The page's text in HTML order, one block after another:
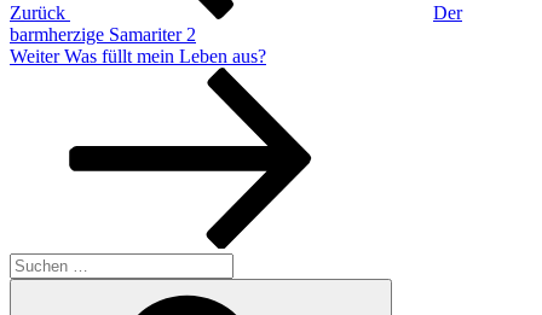
Zurück
Der
barmherzige Samariter 2
Nächster
Weiter Was füllt mein Leben aus?
Suchen
nach: